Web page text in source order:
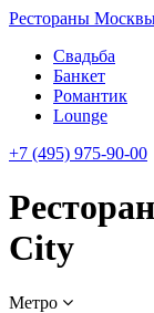
Рестораны
Свадьба
Банкет
Романтик
Lounge
+7 (495) 975-90-00
City
Метро